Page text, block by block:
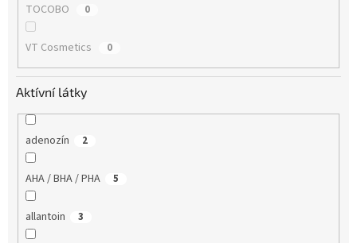
TOCOBO 0
VT Cosmetics 0
Aktívní látky
adenozín 2
AHA / BHA / PHA 5
allantoin 3